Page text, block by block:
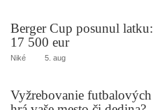
Berger Cup posunul
17 500 eur
Niké 5. aug
Vyžrebovanie